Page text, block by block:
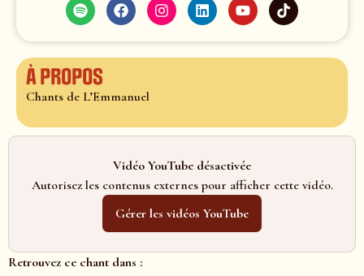
À propos
Chants de L’Emmanuel
Vidéo YouTube désactivée
Autorisez les contenus externes pour afficher cette vidéo.
Gérer les vidéos YouTube
Retrouvez ce chant dans :